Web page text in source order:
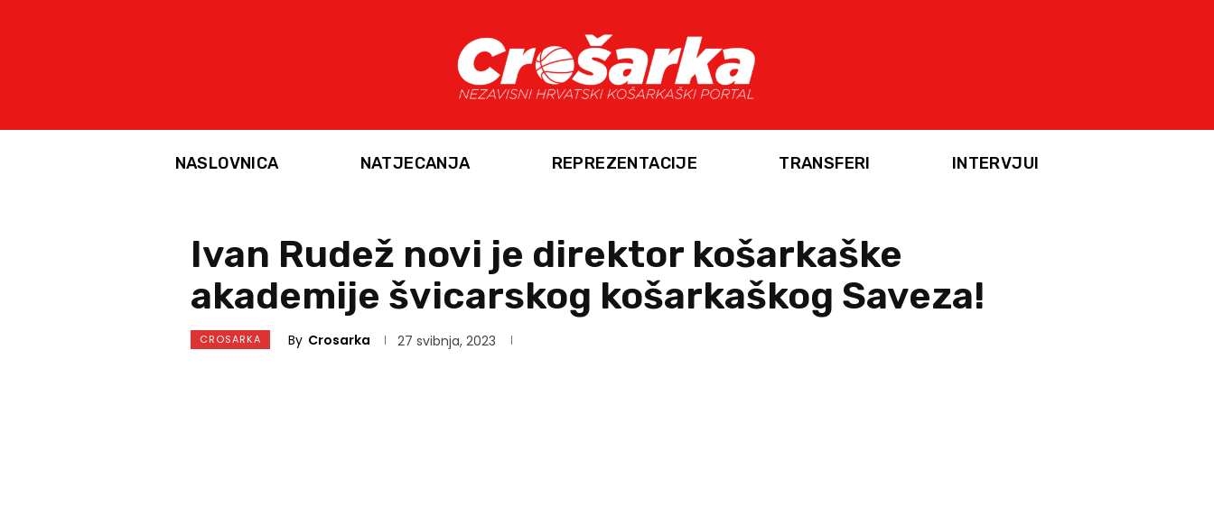
NASLOVNICA NATJECANJA REPREZENTACIJE TRANSFERI INTERVJUI
Ivan Rudež novi je direktor košarkaške
akademije švicarskog košarkaškog Saveza!
CROSARKA By Crosarka 27 svibnja, 2023